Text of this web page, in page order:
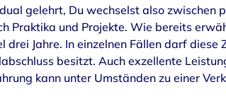
gelehrt, Du wechselst also zwischen
Praktika und Projekte. Wie bereits
drei Jahre. In einzelnen Fällen darf
besitzt. Auch exzellente
kann unter Umständen zu einer